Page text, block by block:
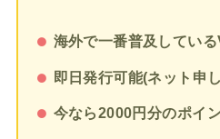
海外で一番普及してい
即日発行可能(ネット申
今なら2000円分のポイ